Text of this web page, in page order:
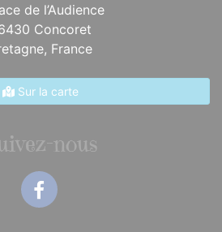
de l’Audience
Concoret
France
Sur la carte
nous